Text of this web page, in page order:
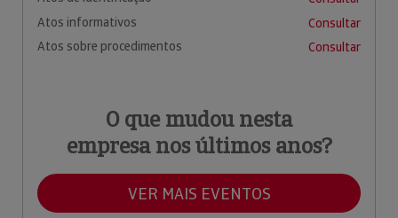
Atos informativos
Consultar
Atos sobre procedimentos
Consultar
O que mudou nesta
empresa nos últimos anos?
VER MAIS EVENTOS